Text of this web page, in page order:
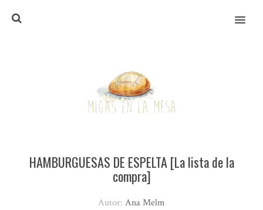
MENU
HAMBURGUESAS DE ESPELTA [La lista de la
compra]
Autor: Ana Melm